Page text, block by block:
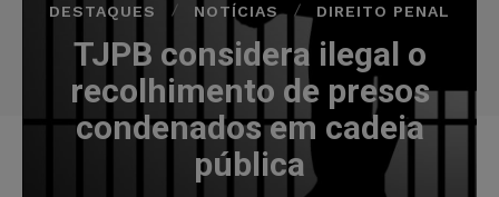
DESTAQUES NOTÍCIAS DIREITO PENAL
TJPB considera ilegal o
recolhimento de presos
condenados em cadeia
pública